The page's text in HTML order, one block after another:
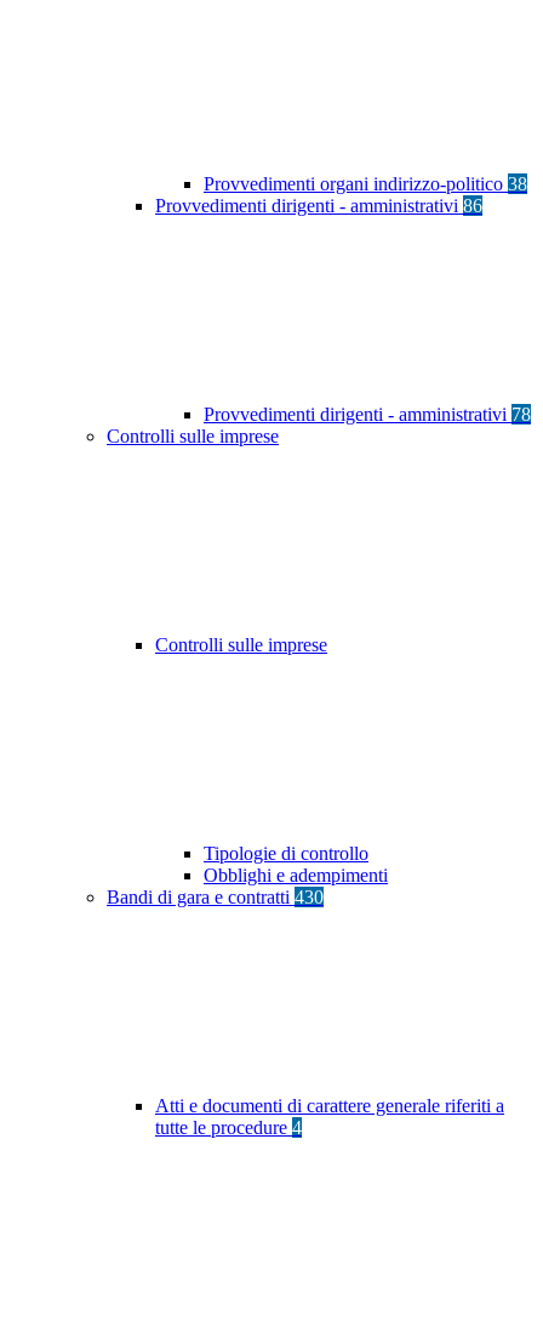
Provvedimenti organi indirizzo-politico 38
Provvedimenti dirigenti - amministrativi 86
Provvedimenti dirigenti - amministrativi 78
Controlli sulle imprese
Controlli sulle imprese
Tipologie di controllo
Obblighi e adempimenti
Bandi di gara e contratti 430
Atti e documenti di carattere generale riferiti a
tutte le procedure 4